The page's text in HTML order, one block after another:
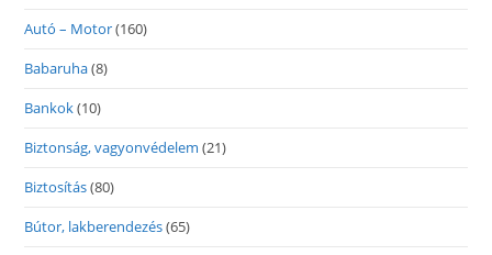
Autó – Motor(160)
Babaruha(8)
Bankok(10)
Biztonság, vagyonvédelem (21)
Biztosítás(80)
Bútor, lakberendezés(65)